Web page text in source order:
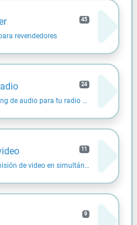
45
revendedores
24
Hosting de streaming de audio para tu radio online
11
Servicios de transmisión de video en simultáneo
9